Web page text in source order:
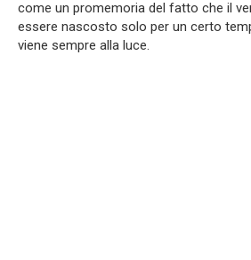
come un promemoria del fatto che il
essere nascosto solo per un certo
viene sempre alla luce.